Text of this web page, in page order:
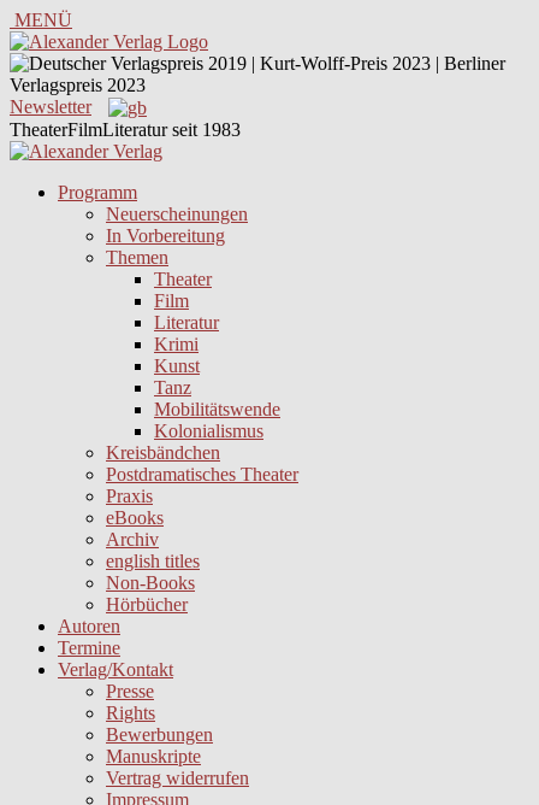
MENÜ
Newsletter
TheaterFilmLiteratur seit 1983
Programm
Neuerscheinungen
In Vorbereitung
Themen
Theater
Film
Literatur
Krimi
Kunst
Tanz
Mobilitätswende
Kolonialismus
Kreisbändchen
Postdramatisches Theater
Praxis
eBooks
Archiv
english titles
Non-Books
Hörbücher
Autoren
Termine
Verlag/Kontakt
Presse
Rights
Bewerbungen
Manuskripte
Vertrag widerrufen
Impressum